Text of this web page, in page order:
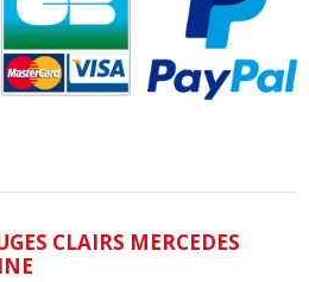
CLAIRS MERCEDES